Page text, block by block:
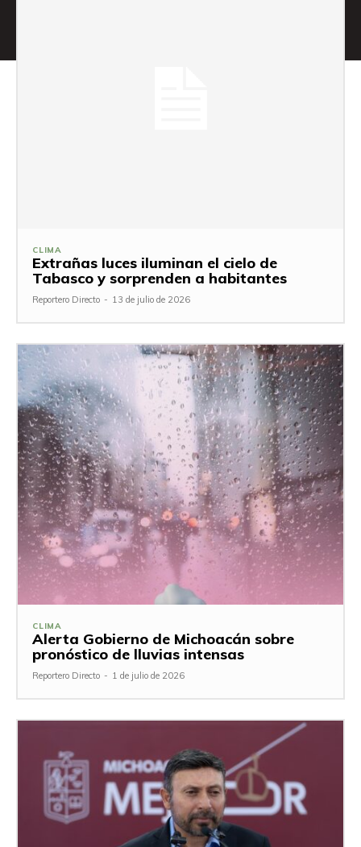
CLIMA
Extrañas luces iluminan el cielo de
Tabasco y sorprenden a habitantes
Reportero Directo - 13 de julio de 2026
CLIMA
Alerta Gobierno de Michoacán sobre
pronóstico de lluvias intensas
Reportero Directo - 1 de julio de 2026